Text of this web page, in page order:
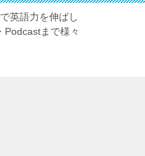
英語力を伸ばし
Podcastまで様々